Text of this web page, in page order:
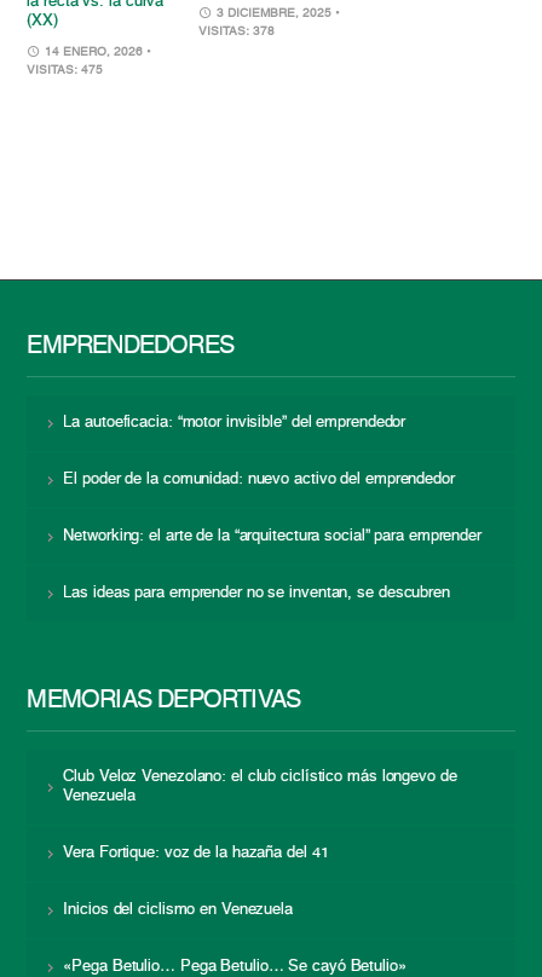
(XX)
14 ENERO, 2026 •
VISITAS: 475
3 DICIEMBRE, 2025 •
VISITAS: 378
EMPRENDEDORES
La autoeficacia: “motor invisible” del emprendedor
El poder de la comunidad: nuevo activo del emprendedor
Networking: el arte de la “arquitectura social” para emprender
Las ideas para emprender no se inventan, se descubren
MEMORIAS DEPORTIVAS
Club Veloz Venezolano: el club ciclístico más longevo de
Venezuela
Vera Fortique: voz de la hazaña del 41
Inicios del ciclismo en Venezuela
«Pega Betulio… Pega Betulio… Se cayó Betulio»